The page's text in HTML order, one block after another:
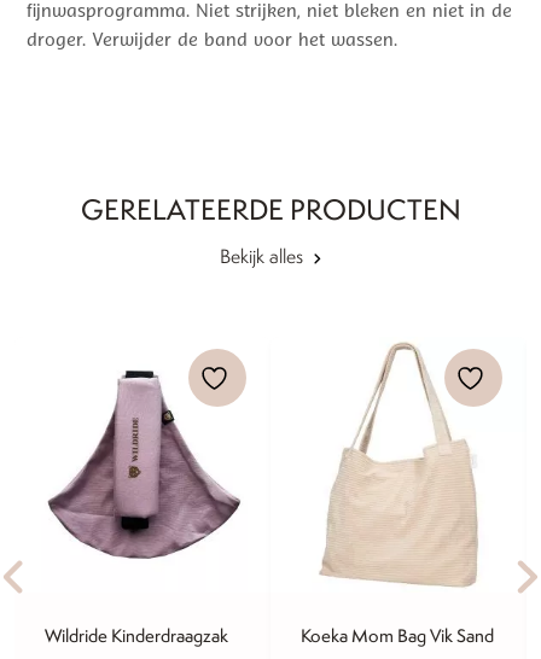
fijnwasprogramma. Niet strijken, niet bleken en niet in de
droger. Verwijder de band voor het wassen.
GERELATEERDE PRODUCTEN
Bekijk alles
Wildride Kinderdraagzak
Koeka Mom Bag Vik Sand